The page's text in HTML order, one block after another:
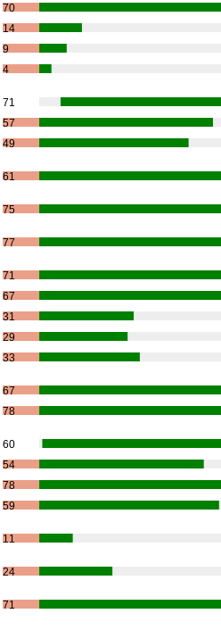
70
14
9
4
71
57
49
61
75
77
71
67
31
29
33
67
78
60
54
78
59
11
24
71